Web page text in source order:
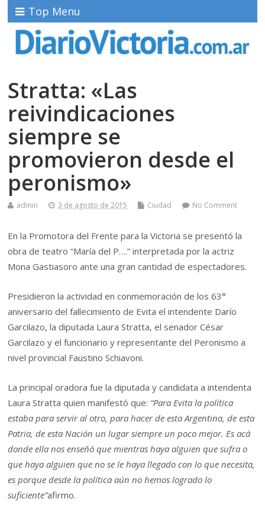
Top Menu
Stratta: «Las
reivindicaciones
siempre se
promovieron desde el
peronismo»
admin 3 de agosto de 2015 Ciudad No Comment
En la Promotora del Frente para la Victoria se presentó la
obra de teatro “María del P….” interpretada por la actriz
Mona Gastiasoro ante una gran cantidad de espectadores.
Presidieron la actividad en conmemoración de los 63°
aniversario del fallecimiento de Evita el intendente Darío
Garcilazo, la diputada Laura Stratta, el senador César
Garcilazo y el funcionario y representante del Peronismo a
nivel provincial Faustino Schiavoni.
La principal oradora fue la diputada y candidata a intendenta
Laura Stratta quien manifestó que: “Para Evita la política
estaba para servir al otro, para hacer de esta Argentina, de esta
Patria, de esta Nación un lugar siempre un poco mejor. Es acá
donde ella nos enseñó que mientras haya alguien que sufra o
que haya alguien que no se le haya llegado con lo que necesita,
es porque desde la política aún no hemos logrado lo
suficiente”afirmo.